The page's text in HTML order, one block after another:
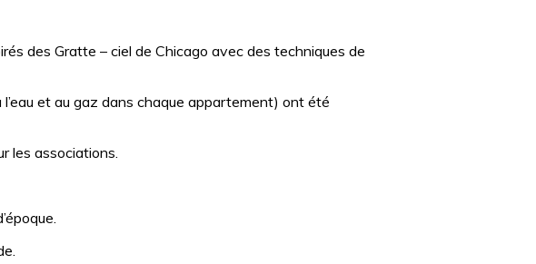
des Gratte – ciel de Chicago avec des techniques de
et au gaz dans chaque appartement) ont été
les associations.